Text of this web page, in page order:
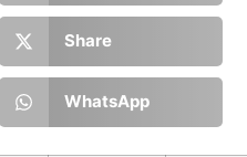
Share
WhatsApp